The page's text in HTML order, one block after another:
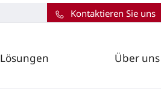
Lösungen Über uns
Kontaktieren Sie uns